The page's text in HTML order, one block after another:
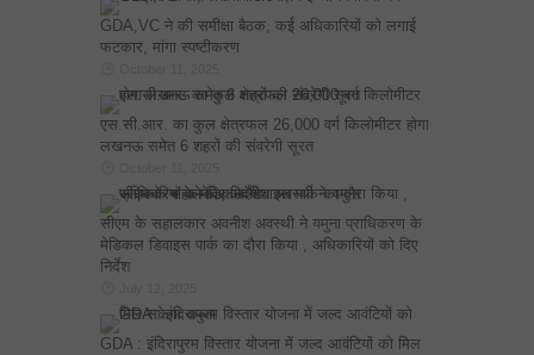
GDA,VC ने की समीक्षा बैठक, कई अधिकारियों को लगाई
फटकार, मांगा स्पष्टीकरण
एस.सी.आर. का कुल क्षेत्रफल 26,000 वर्ग किलोमीटर होगा
लखनऊ समेत 6 शहरों की संवरेगी सूरत
सीएम के सहालकार अवनीश अवस्थी ने यमुना प्राधिकरण के
मेडिकल डिवाइस पार्क का दौरा किया , अधिकारियों को दिए
निर्देश
GDA : इंदिरापुरम विस्तार योजना में जल्द आवंटियों को मिल